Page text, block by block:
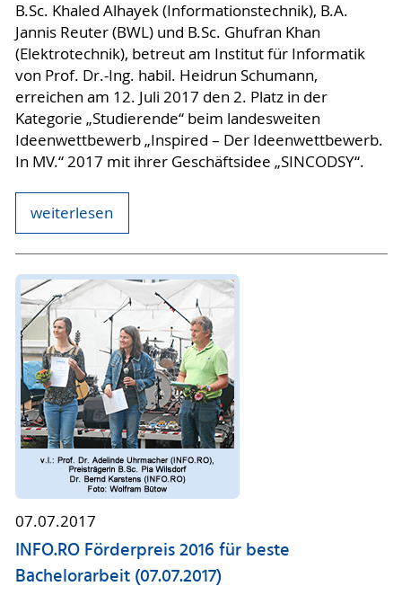
B.Sc. Khaled Alhayek (Informationstechnik), B.A.
Jannis Reuter (BWL) und B.Sc. Ghufran Khan
(Elektrotechnik), betreut am Institut für Informatik
von Prof. Dr.-Ing. habil. Heidrun Schumann,
erreichen am 12. Juli 2017 den 2. Platz in der
Kategorie „Studierende“ beim landesweiten
Ideenwettbewerb „Inspired – Der Ideenwettbewerb.
In MV.“ 2017 mit ihrer Geschäftsidee „SINCODSY“.
weiterlesen
07.07.2017
INFO.RO Förderpreis 2016 für beste
Bachelorarbeit (07.07.2017)